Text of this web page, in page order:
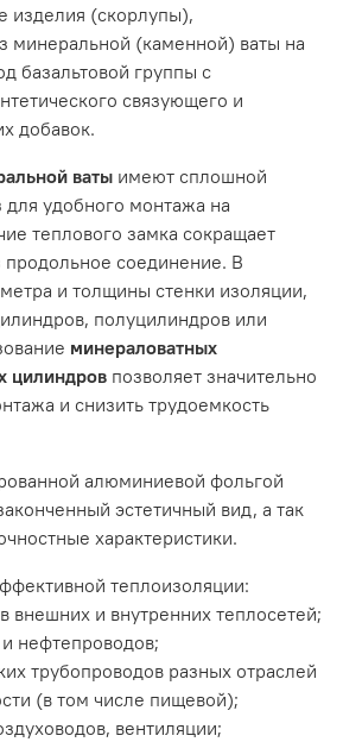
изделия (скорлупы),
минеральной (каменной) ваты на
базальтовой группы с
связующего и
добавок.
ваты имеют сплошной
удобного монтажа на
теплового замка сокращает
продольное соединение. В
и толщины стенки изоляции,
полуцилиндров или
минераловатных
цилиндров позволяет значительно
и снизить трудоемкость
алюминиевой фольгой
эстетичный вид, а так
характеристики.
теплоизоляции:
внешних и внутренних теплосетей;
нефтепроводов;
трубопроводов разных отраслей
(в том числе пищевой);
вентиляции;